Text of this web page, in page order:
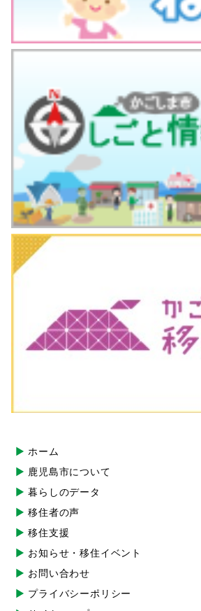
ホーム
鹿児島市について
暮らしのデータ
移住者の声
移住支援
お知らせ・移住イベント
お問い合わせ
プライバシーポリシー